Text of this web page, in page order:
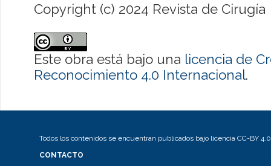
Copyright (c) 2024 Revista de Cirugía
Este obra está bajo una licencia de
Reconocimiento 4.0 Internacional.
Todos los contenidos se encuentran publicados bajo licencia CC-BY 4.0
CONTACTO